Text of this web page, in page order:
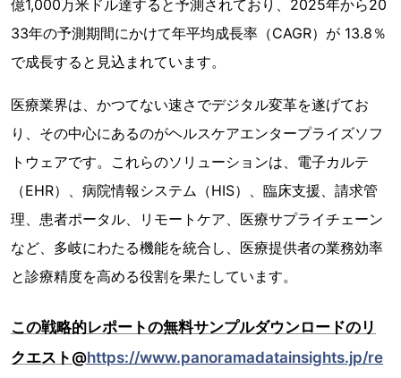
億1,000万米ドル達すると予測されており、2025年から20
33年の予測期間にかけて年平均成長率（CAGR）が 13.8％
で成長すると見込まれています。
医療業界は、かつてない速さでデジタル変革を遂げてお
り、その中心にあるのがヘルスケアエンタープライズソフ
トウェアです。これらのソリューションは、電子カルテ
（EHR）、病院情報システム（HIS）、臨床支援、請求管
理、患者ポータル、リモートケア、医療サプライチェーン
など、多岐にわたる機能を統合し、医療提供者の業務効率
と診療精度を高める役割を果たしています。
この戦略的レポートの無料サンプルダウンロードのリ
クエスト@https://www.panoramadatainsights.jp/re